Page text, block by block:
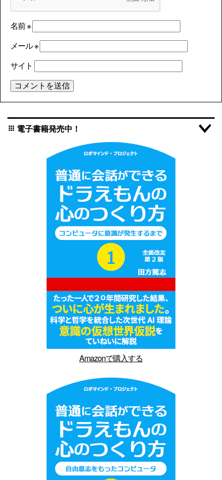
名前※
メール※
サイト
apps 電子書籍発売中！
Amazonで購入する